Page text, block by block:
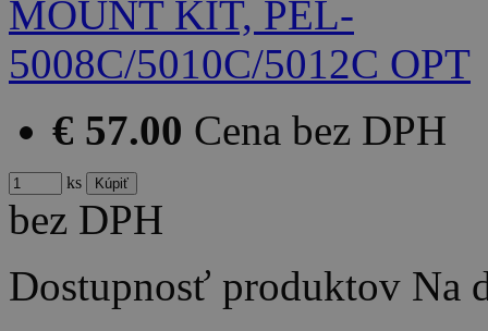
€ 57.00 Cena bez DPH
ks
bez DPH
Dostupnosť produktov Na